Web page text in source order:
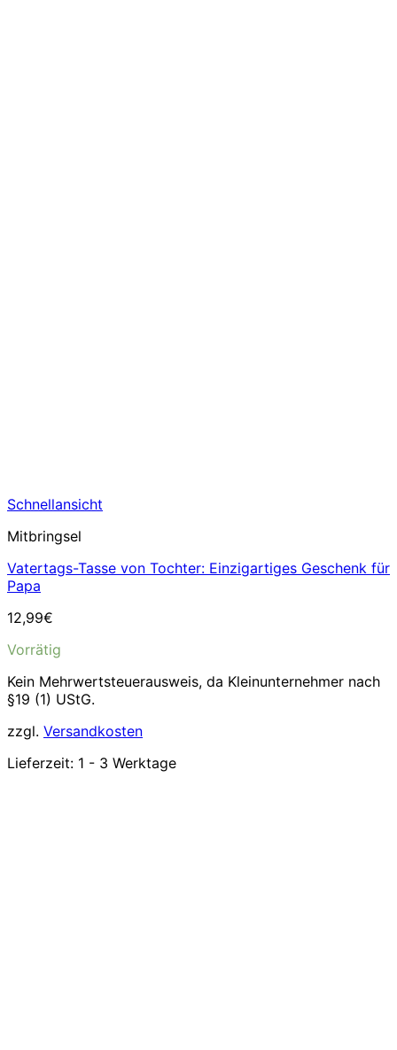
Schnellansicht
Mitbringsel
Vatertags-Tasse von Tochter: Einzigartiges Geschenk für
Papa
12,99€
Vorrätig
Kein Mehrwertsteuerausweis, da Kleinunternehmer nach
§19 (1) UStG.
zzgl. Versandkosten
Lieferzeit: 1 - 3 Werktage